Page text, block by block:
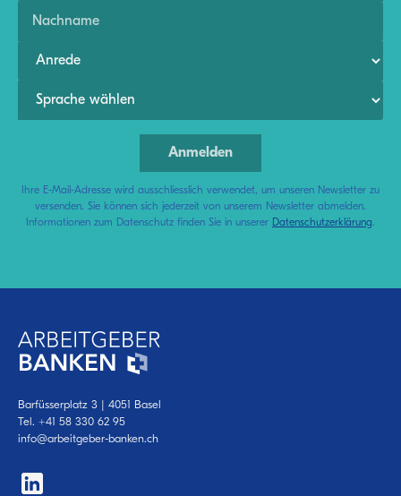
Ihre E-Mail-Adresse wird ausschliesslich verwendet, um unseren Newsletter zu
versenden. Sie können sich jederzeit von unserem Newsletter abmelden.
Informationen zum Datenschutz finden Sie in unserer Datenschutzerklärung.
Barfüsserplatz 3 | 4051 Basel
Tel. +41 58 330 62 95
info@arbeitgeber-banken.ch